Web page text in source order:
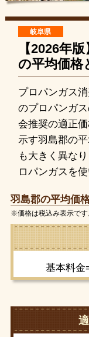
岐阜県
【2026年
の平均価格
プロパンガス
のプロパンガ
会推奨の適正
示す羽島郡の
も大きく異な
ロパンガスを使
羽島郡の平均価
※価格は税込み表示です
基本料金